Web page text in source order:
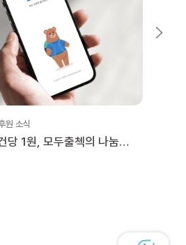
원 소식
당 1원, 모두출첵의 나눔